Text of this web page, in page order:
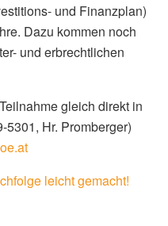
und Finanzplan)
Dazu kommen noch
und erbrechtlichen
gleich direkt in
5301, Hr. Promberger)
leicht gemacht!